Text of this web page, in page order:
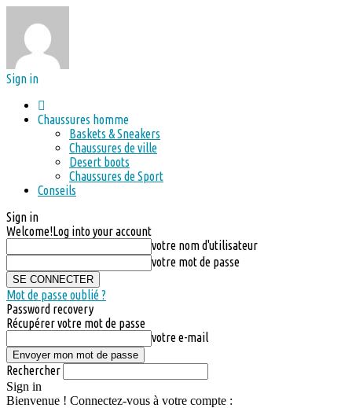
Sign in
Chaussures homme
Baskets & Sneakers
Chaussures de ville
Desert boots
Chaussures de Sport
Conseils
Sign in
Welcome!Log into your account
votre nom d'utilisateur
votre mot de passe
Mot de passe oublié ?
Password recovery
Récupérer votre mot de passe
votre e-mail
Rechercher
Sign in
Bienvenue ! Connectez-vous à votre compte :